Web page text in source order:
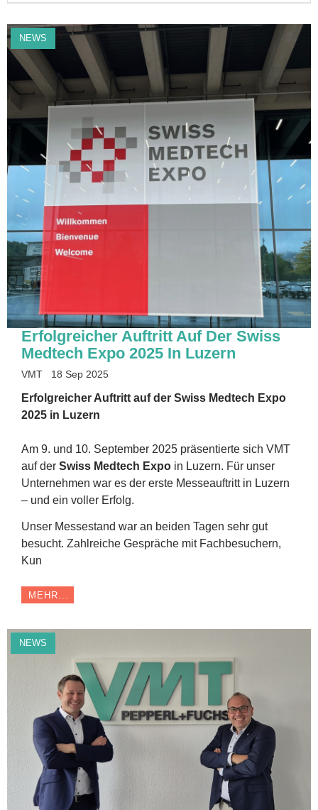
NEWS
Erfolgreicher Auftritt Auf Der Swiss
Medtech Expo 2025 In Luzern
VMT 18 Sep 2025
Erfolgreicher Auftritt auf der Swiss Medtech Expo
2025 in Luzern
Am 9. und 10. September 2025 präsentierte sich VMT
auf der Swiss Medtech Expo in Luzern. Für unser
Unternehmen war es der erste Messeauftritt in Luzern
– und ein voller Erfolg.
Unser Messestand war an beiden Tagen sehr gut
besucht. Zahlreiche Gespräche mit Fachbesuchern,
Kun
MEHR...
NEWS